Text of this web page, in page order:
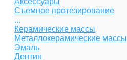
Съемное протезирование
...
Керамические массы
Металлокерамические массы
Эмаль
Дентин